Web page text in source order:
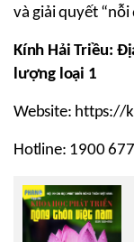
và giải quyết “nỗi
Kính Hải Triều:
lượng loại 1
Website: https://
Hotline: 1900